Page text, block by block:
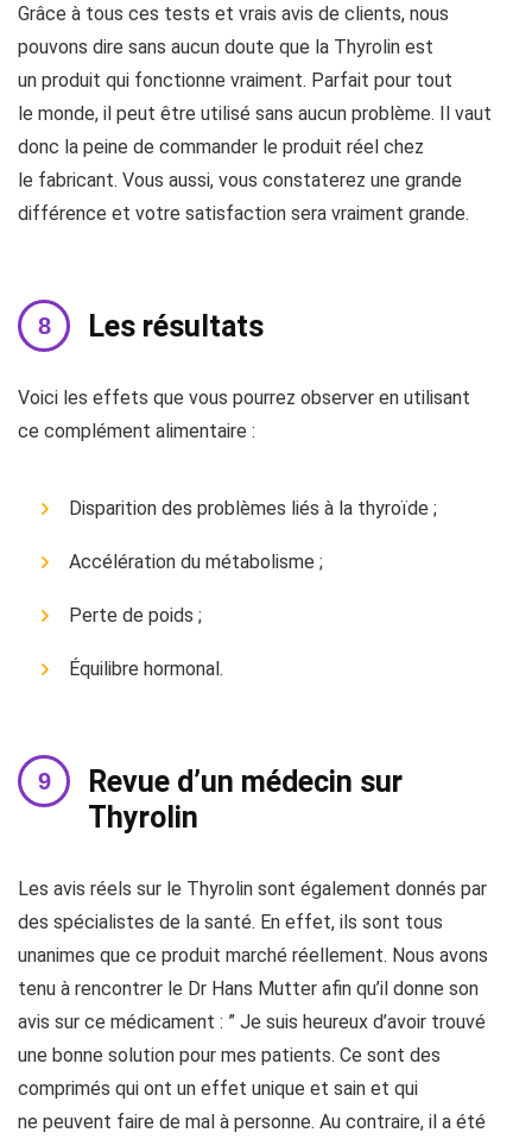
Grâce à tous ces tests et vrais avis de clients, nous
pouvons dire sans aucun doute que la Thyrolin est
un produit qui fonctionne vraiment. Parfait pour tout
le monde, il peut être utilisé sans aucun problème. Il vaut
donc la peine de commander le produit réel chez
le fabricant. Vous aussi, vous constaterez une grande
différence et votre satisfaction sera vraiment grande.
Les résultats
Voici les effets que vous pourrez observer en utilisant
ce complément alimentaire :
Disparition des problèmes liés à la thyroïde ;
Accélération du métabolisme ;
Perte de poids ;
Équilibre hormonal.
Revue d’un médecin sur
Thyrolin
Les avis réels sur le Thyrolin sont également donnés par
des spécialistes de la santé. En effet, ils sont tous
unanimes que ce produit marché réellement. Nous avons
tenu à rencontrer le Dr Hans Mutter afin qu’il donne son
avis sur ce médicament : ” Je suis heureux d’avoir trouvé
une bonne solution pour mes patients. Ce sont des
comprimés qui ont un effet unique et sain et qui
ne peuvent faire de mal à personne. Au contraire, il a été